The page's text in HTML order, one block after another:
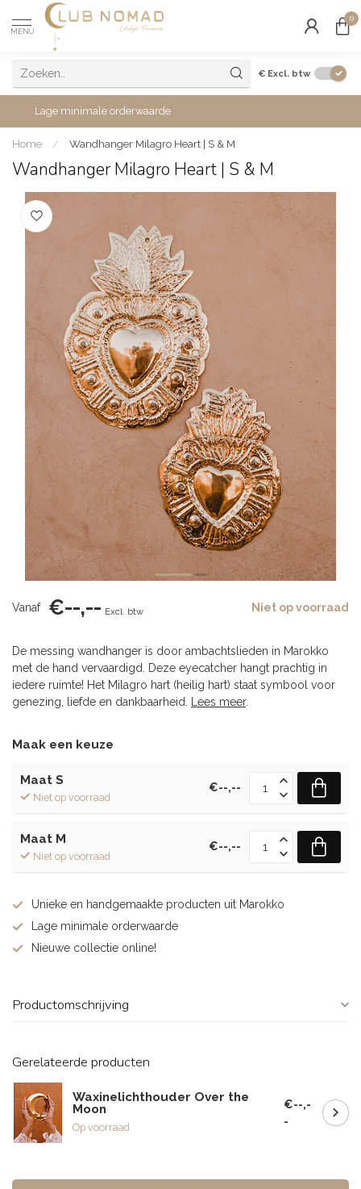
MENU
0
€ Excl. btw
Lage minimale orderwaarde
Home / Wandhanger Milagro Heart | S & M
Wandhanger Milagro Heart | S & M
Vanaf €--,-- Excl. btw Niet op voorraad
De messing wandhanger is door ambachtslieden in Marokko
met de hand vervaardigd. Deze eyecatcher hangt prachtig in
iedere ruimte! Het Milagro hart (heilig hart) staat symbool voor
genezing, liefde en dankbaarheid. Lees meer.
Maak een keuze
Maat S
Niet op voorraad
€--,--
Maat M
Niet op voorraad
€--,--
Unieke en handgemaakte producten uit Marokko
Lage minimale orderwaarde
Nieuwe collectie online!
Productomschrijving
Gerelateerde producten
Waxinelichthouder Over the
Moon
Op voorraad
€--,-
-